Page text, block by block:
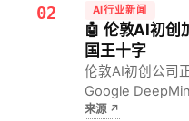
02 AI行业新闻
🤖 伦敦AI初创
国王十字
伦敦AI初创公司
Google
王十字区和帕丁
来源↗